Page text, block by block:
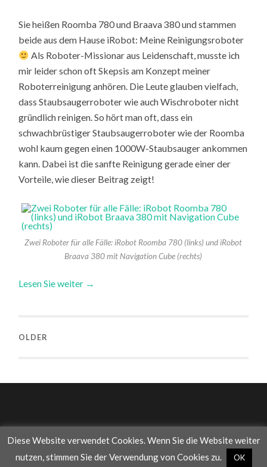
Sie heißen Roomba 780 und Braava 380 und stammen
beide aus dem Hause iRobot: Meine Reinigungsroboter
Als Roboter-Missionar aus Leidenschaft, musste ich
mir leider schon oft Skepsis am Konzept meiner
Roboterreinigung anhören. Die Leute glauben vielfach,
dass Staubsaugerroboter wie auch Wischroboter nicht
gründlich reinigen. So hört man oft, dass ein
schwachbrüstiger Staubsaugerroboter wie der Roomba
wohl kaum gegen einen 1000W-Staubsauger ankommen
kann. Dabei ist die sanfte Reinigung gerade einer der
Vorteile, wie dieser Beitrag zeigt!
Zwei Roboter für alle Fälle: iRobot Roomba 780 (links) und iRobot
Braava 380 mit Navigation Cube (rechts)
Lesen Sie weiter →
OLDER
© 2026WAS DIE WELT IM INNERSTEN ZUSAMMENHÄLT —
Diese Website verwendet Cookies. Wenn Sie die Website weiter
nutzen, stimmen Sie der Verwendung von Cookies zu.
OK